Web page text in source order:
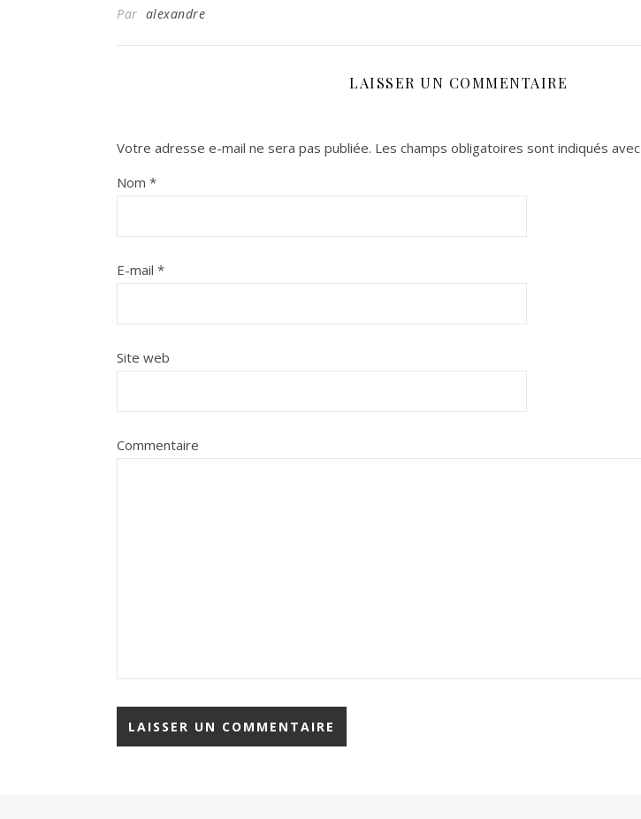
Par alexandre
LAISSER UN COMMENTAIRE
Votre adresse e-mail ne sera pas publiée. Les champs obligatoires sont indiqués avec
Nom *
E-mail *
Site web
Commentaire